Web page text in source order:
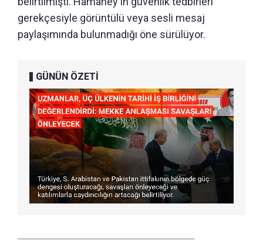
gerekçesiyle görüntülü veya sesli mesaj
paylaşımında bulunmadığı öne sürülüyor.
GÜNÜN ÖZETİ